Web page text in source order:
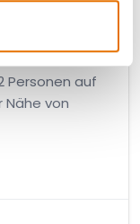
Ellemeet
)
Personen auf
Nähe von